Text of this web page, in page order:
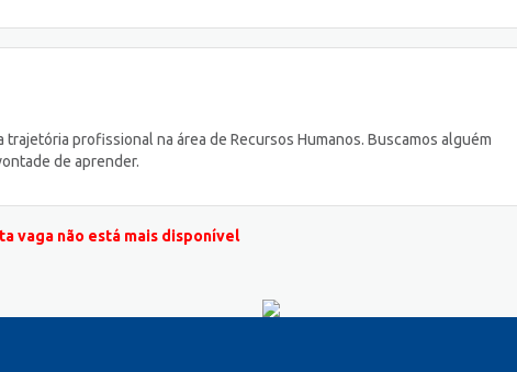
profissional na área de Recursos Humanos. Buscamos alguém
de aprender.
vaga não está mais disponível